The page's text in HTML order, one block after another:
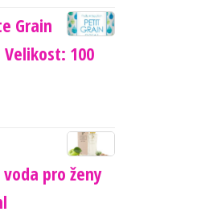
Grain
100
pro ženy